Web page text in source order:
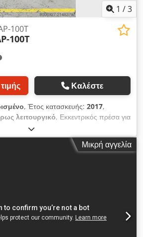
1 /3
100T
100T
Καλέστε
, Έτος κατασκευής: 2017,
λειτουργικό, Εκκεντρικός πρέσα για
με εργαλεία. Dsdpsytykzjfx Ak Eock
Μικρή αγγελία